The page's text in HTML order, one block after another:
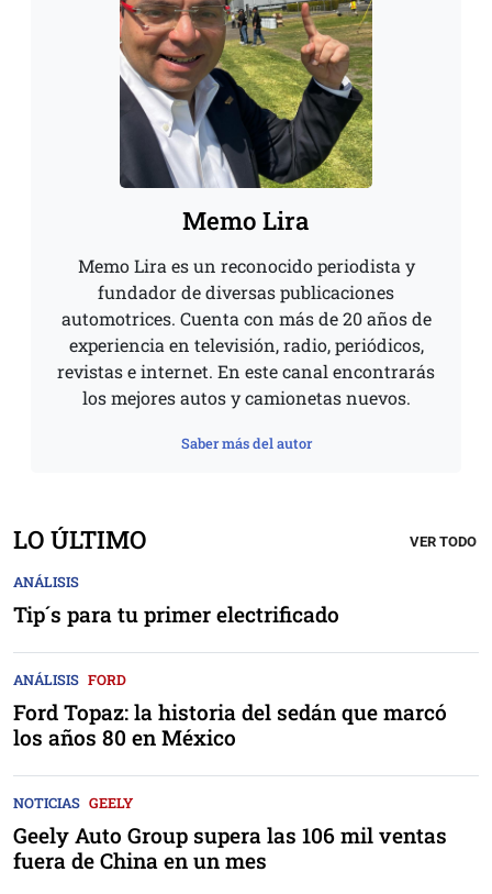
Memo Lira
Memo Lira es un reconocido periodista y
fundador de diversas publicaciones
automotrices. Cuenta con más de 20 años de
experiencia en televisión, radio, periódicos,
revistas e internet. En este canal encontrarás
los mejores autos y camionetas nuevos.
Saber más del autor
LO ÚLTIMO VER TODO
ANÁLISIS
Tip´s para tu primer electrificado
ANÁLISIS FORD
Ford Topaz: la historia del sedán que marcó
los años 80 en México
NOTICIAS GEELY
Geely Auto Group supera las 106 mil ventas
fuera de China en un mes